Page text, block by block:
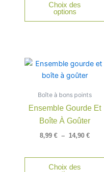
Choix des
options
Boîte à bons points
Ensemble Gourde Et
Boîte À Goûter
8,99 € – 14,90 €
Plage
à
Choix des